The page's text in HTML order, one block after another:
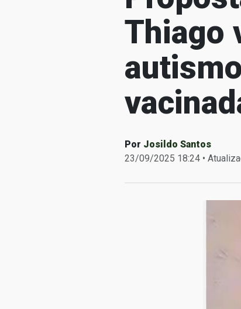
Thiago
Por Josildo Santos
23/09/2025 18:24 •